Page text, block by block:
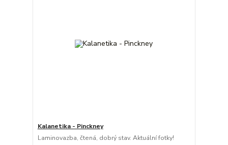
Kalanetika - Pinckney
Laminovazba, čtená, dobrý stav. Aktuální fotky!